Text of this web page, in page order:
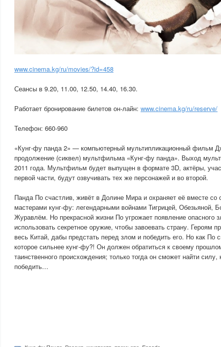
www.cinema.kg/ru/movies/?id=458
Сеансы в 9.20, 11.00, 12.50, 14.40, 16.30.
Работает бронирование билетов он-лайн: www.cinema.kg/ru/reserve/
Телефон: 660-960
«Кунг-фу панда 2» — компьютерный мультипликационный фильм
продолжение (сиквел) мультфильма «Кунг-фу панда». Выход
2011 года. Мультфильм будет выпущен в формате 3D, актёры,
первой части, будут озвучивать тех же персонажей и во второй.
Панда По счастлив, живёт в Долине Мира и охраняет её вместе со
мастерами кунг-фу: легендарными войнами Тигрицей, Обезьяной,
Журавлём. Но прекрасной жизни По угрожает появление опасного
использовать секретное оружие, чтобы завоевать страну. Героям
весь Китай, дабы предстать перед злом и победить его. Но как По
которое сильнее кунг-фу?! Он должен обратиться к своему
таинственного происхождения; только тогда он сможет найти
победить…